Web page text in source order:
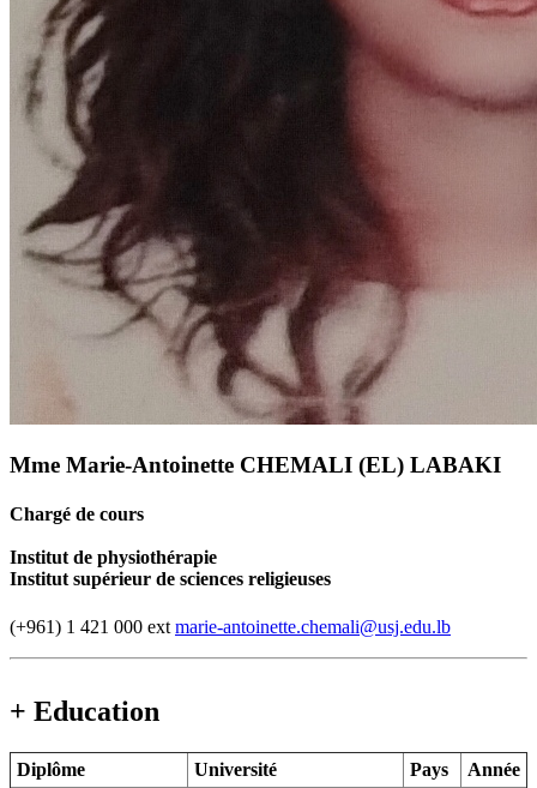
Mme Marie-Antoinette CHEMALI (EL) LABAKI
Chargé de cours
Institut de physiothérapie
Institut supérieur de sciences religieuses
(+961) 1 421 000 ext marie-antoinette.chemali@usj.edu.lb
+ Education
Diplôme Université Pays
Année